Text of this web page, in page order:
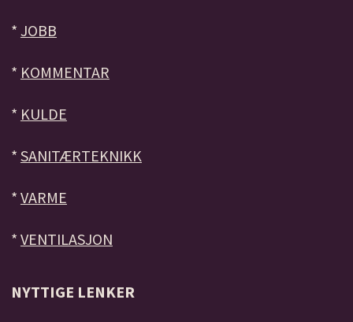
* JOBB
* KOMMENTAR
* KULDE
* SANITÆRTEKNIKK
* VARME
* VENTILASJON
NYTTIGE LENKER